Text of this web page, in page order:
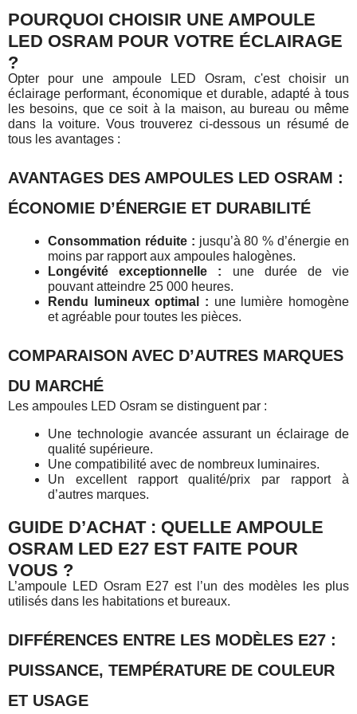
POURQUOI CHOISIR UNE AMPOULE
LED OSRAM POUR VOTRE ÉCLAIRAGE
?
Opter pour une ampoule LED Osram, c'est choisir un
éclairage performant, économique et durable, adapté à tous
les besoins, que ce soit à la maison, au bureau ou même
dans la voiture. Vous trouverez ci-dessous un résumé de
tous les avantages :
AVANTAGES DES AMPOULES LED OSRAM :
ÉCONOMIE D’ÉNERGIE ET DURABILITÉ
Consommation réduite : jusqu’à 80 % d’énergie en
moins par rapport aux ampoules halogènes.
Longévité exceptionnelle : une durée de vie
pouvant atteindre 25 000 heures.
Rendu lumineux optimal : une lumière homogène
et agréable pour toutes les pièces.
COMPARAISON AVEC D’AUTRES MARQUES
DU MARCHÉ
Les ampoules LED Osram se distinguent par :
Une technologie avancée assurant un éclairage de
qualité supérieure.
Une compatibilité avec de nombreux luminaires.
Un excellent rapport qualité/prix par rapport à
d’autres marques.
GUIDE D’ACHAT : QUELLE AMPOULE
OSRAM LED E27 EST FAITE POUR
VOUS ?
L’ampoule LED Osram E27 est l’un des modèles les plus
utilisés dans les habitations et bureaux.
DIFFÉRENCES ENTRE LES MODÈLES E27 :
PUISSANCE, TEMPÉRATURE DE COULEUR
ET USAGE